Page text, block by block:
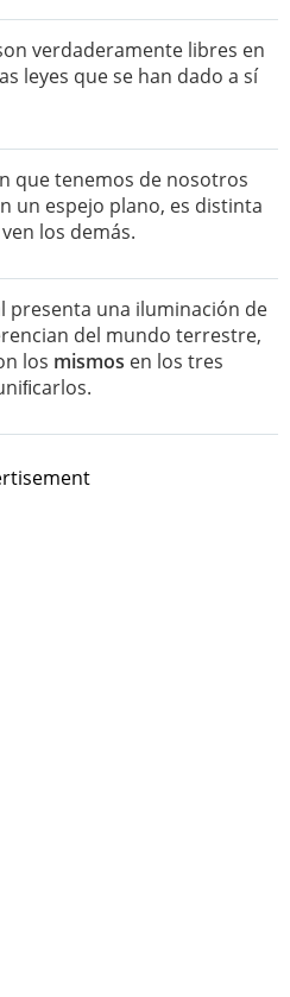
verdaderamente libres en
leyes que se han dado a sí
que tenemos de nosotros
un espejo plano, es distinta
los demás.
presenta una iluminación de
del mundo terrestre,
los mismos en los tres